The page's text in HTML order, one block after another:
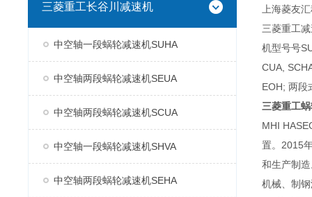
三菱重工长谷川减速机
中空轴一段蜗轮减速机SUHA
中空轴两段蜗轮减速机SEUA
中空轴两段蜗轮减速机SCUA
中空轴一段蜗轮减速机SHVA
中空轴两段蜗轮减速机SEHA
上海菱友
三菱重工
机型号号
CUA,
EOH; 两段
三菱重工
MHI
置。2015
和生产制
机械、制